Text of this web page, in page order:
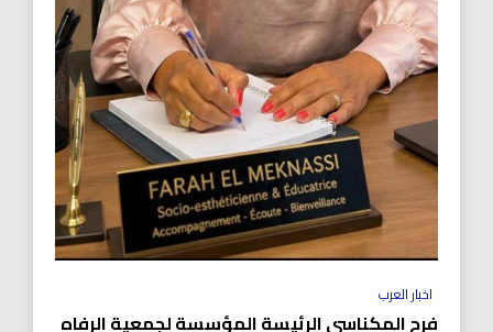
اخبار العرب
فرح المكناسي الرئيسة المؤسسة لجمعية الرفاه